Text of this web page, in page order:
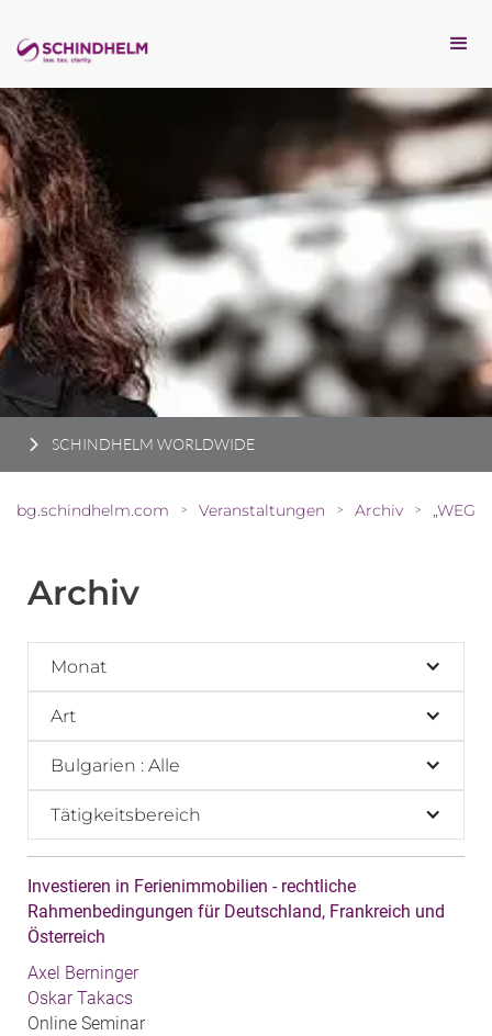
SCHINDHELM WORLDWIDE
bg.schindhelm.com > Veranstaltungen > Archiv >
Archiv
Monat
Art
Bulgarien : Alle
Tätigkeitsbereich
Investieren in Ferienimmobilien - rechtliche
Rahmenbedingungen für Deutschland, Frankreich und
Österreich
Axel Berninger
Oskar Takacs
Online Seminar